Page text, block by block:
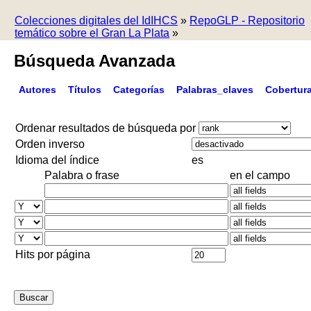
Colecciones digitales del IdIHCS » RepoGLP - Repositorio
temático sobre el Gran La Plata »
Búsqueda Avanzada
Autores Títulos Categorías Palabras_claves
Ordenar resultados de búsqueda por
Orden inverso
Idioma del índice
es
Palabra o frase
en el campo
Hits por página